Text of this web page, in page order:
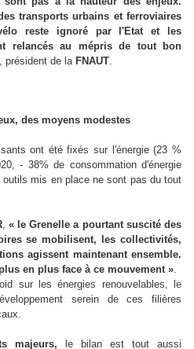
transports urbains et ferroviaires
reste ignoré par l'Etat et les
relancés au mépris de tout bon
président de la FNAUT.
des moyens modestes
ont été fixés sur l'énergie (23 %
- 38% de consommation d'énergie
mis en place ne sont pas du tout
, « le Grenelle a pourtant suscité des
se mobilisent, les collectivités,
agissent maintenant ensemble.
en plus face à ce mouvement ».
sur les énergies renouvelables, le
serein de ces filières
majeurs, le bilan est tout aussi